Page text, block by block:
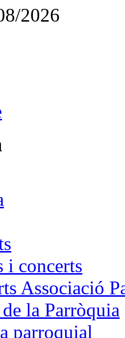
2026
i concerts
Associació
la Parròquia
parroquial